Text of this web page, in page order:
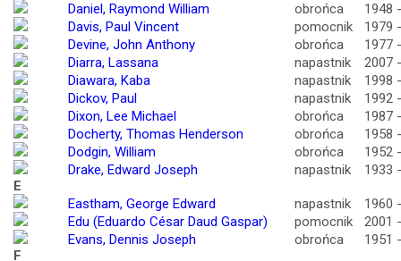
Daniel, Raymond William
obrońca
1948
Davis, Paul Vincent
pomocnik
1979
Devine, John Anthony
obrońca
1977
Diarra, Lassana
napastnik
2007
Diawara, Kaba
napastnik
1998
Dickov, Paul
napastnik
1992
Dixon, Lee Michael
obrońca
1987
Docherty, Thomas Henderson
obrońca
1958
Dodgin, William
obrońca
1952
Drake, Edward Joseph
napastnik
1933
E
Eastham, George Edward
napastnik
1960
Edu (Eduardo César Daud Gaspar)
pomocnik
2001
Evans, Dennis Joseph
obrońca
1951
F